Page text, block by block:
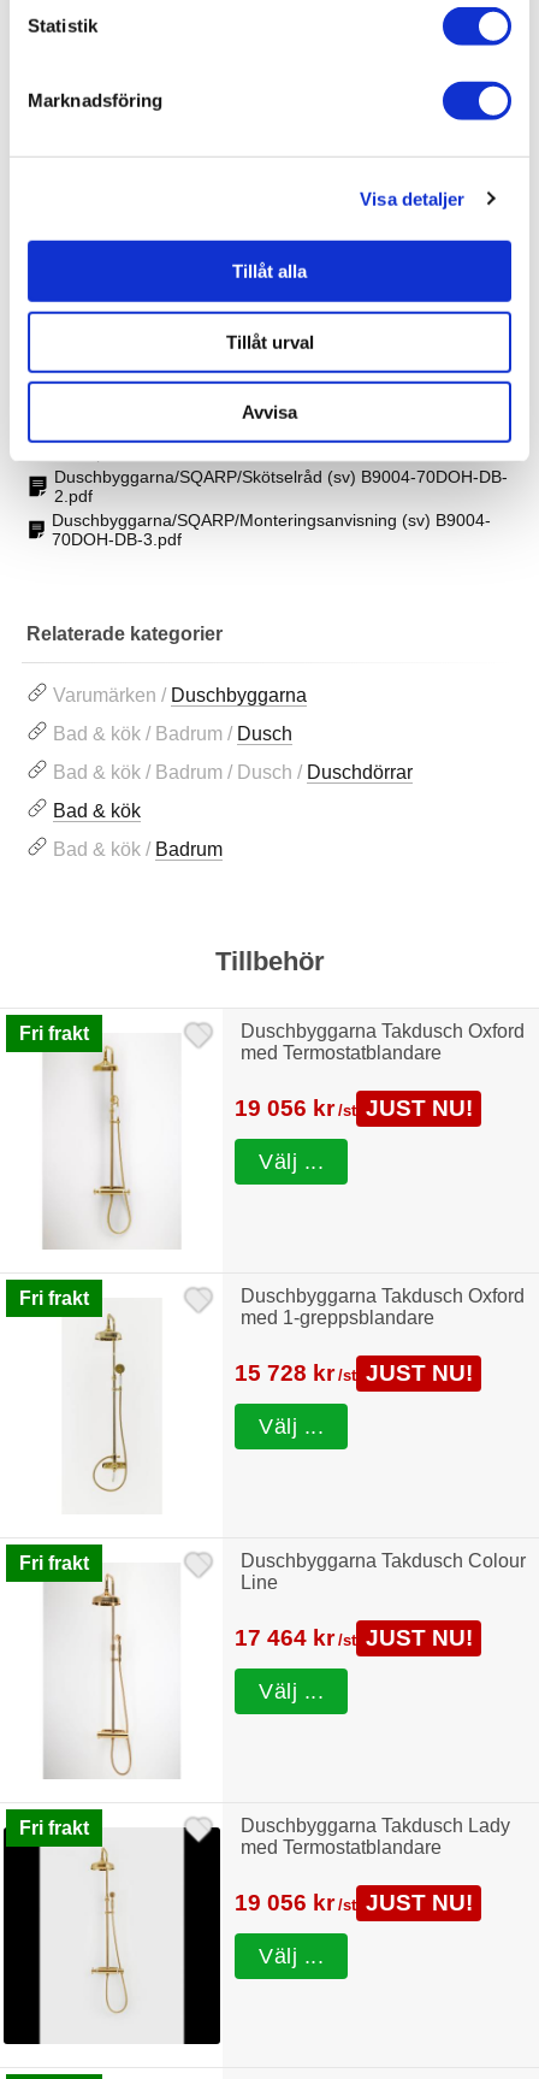
Statistik
Marknadsföring
Visa detaljer
Tillåt alla
Tillåt urval
Avvisa
Kommentar mått: Levereras utan anslagsprofil. Glaset
avslutas men en ballonglist.
Bredd: 690-700 mm
Färg: Guldoptik
SKU / artikelnummer: B9004-70DOH-DB
Dokument
Duschbyggarna/SQARP/Skötselråd (sv) B9004-70DOH-DB-
2.pdf
Duschbyggarna/SQARP/Monteringsanvisning (sv) B9004-
70DOH-DB-3.pdf
Relaterade kategorier
Varumärken / Duschbyggarna
Bad & kök / Badrum / Dusch
Bad & kök / Badrum / Dusch / Duschdörrar
Bad & kök
Bad & kök / Badrum
Tillbehör
Fri frakt
Duschbyggarna Takdusch Oxford
med Termostatblandare
19 056 kr /st JUST NU!
Välj ...
Fri frakt
Duschbyggarna Takdusch Oxford
med 1-greppsblandare
15 728 kr /st JUST NU!
Välj ...
Fri frakt
Duschbyggarna Takdusch Colour
Line
17 464 kr /st JUST NU!
Välj ...
Fri frakt
Duschbyggarna Takdusch Lady
med Termostatblandare
19 056 kr /st JUST NU!
Välj ...